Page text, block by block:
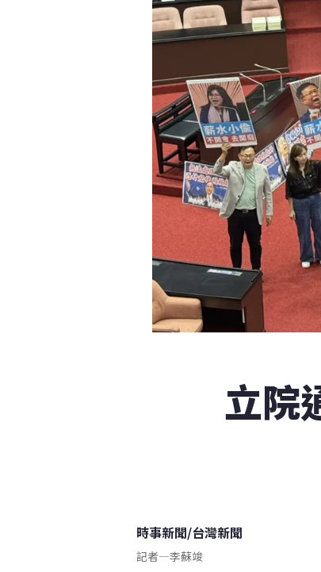
立院
時事新聞/台灣新聞
記者—李蘇竣